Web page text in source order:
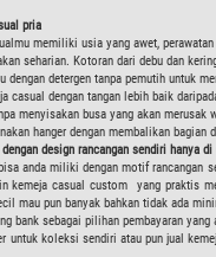
pria
memiliki usia yang awet,
seharian. Kotoran dari debu dan
dengan detergen tanpa pemutih untuk
casual dengan tangan lebih baik
menyisakan busa yang akan merusak
hanger dengan membalikan
design rancangan sendiri hanya
anda miliki dengan motif rancangan
kemeja casual custom yang praktis
mau pun banyak bahkan tidak ada
bank sebagai pilihan pembayaran
untuk koleksi sendiri atau pun jual